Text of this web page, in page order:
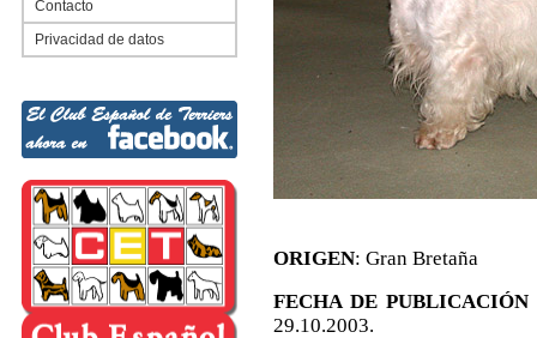
Contacto
Privacidad de datos
ORIGEN: Gran Bretaña
FECHA DE
29.10.2003.